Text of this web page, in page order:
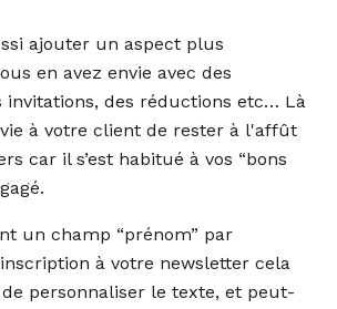
ajouter un aspect plus
en avez envie avec des
invitations, des réductions etc… Là
à votre client de rester à l'affût
car il s’est habitué à vos “bons
un champ “prénom” par
à votre newsletter cela
personnaliser le texte, et peut-